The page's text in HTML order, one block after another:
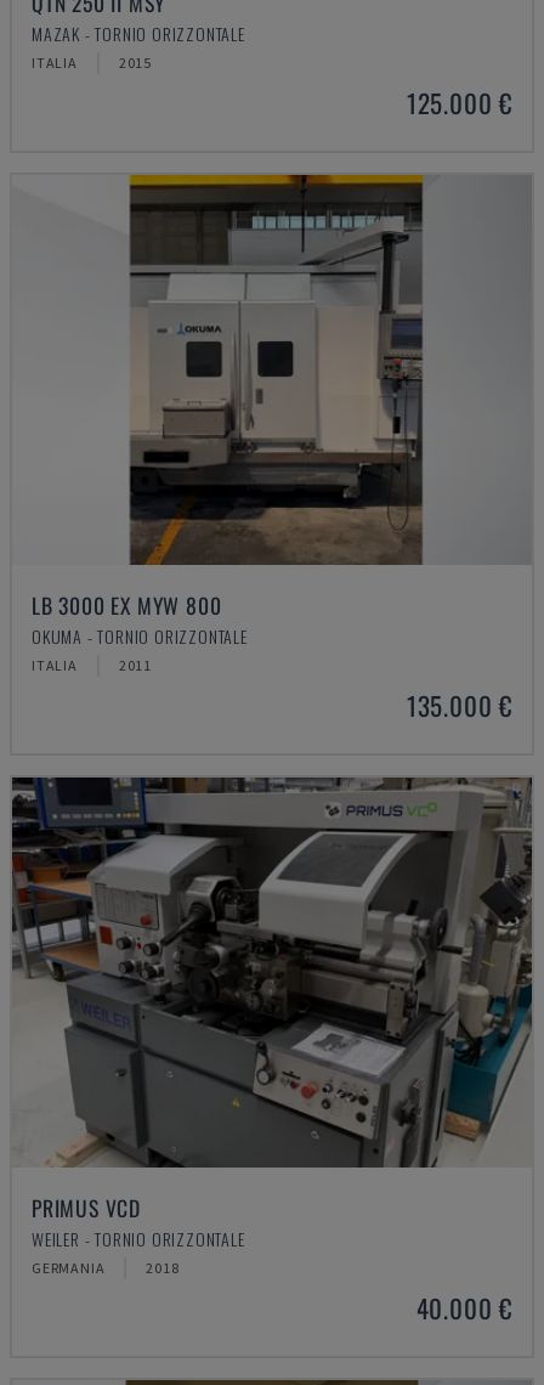
MAZAK - TORNIO ORIZZONTALE
ITALIA 2015
125.000 €
LB 3000 EX MYW 800
OKUMA - TORNIO ORIZZONTALE
ITALIA 2011
135.000 €
PRIMUS VCD
WEILER - TORNIO ORIZZONTALE
GERMANIA 2018
40.000 €